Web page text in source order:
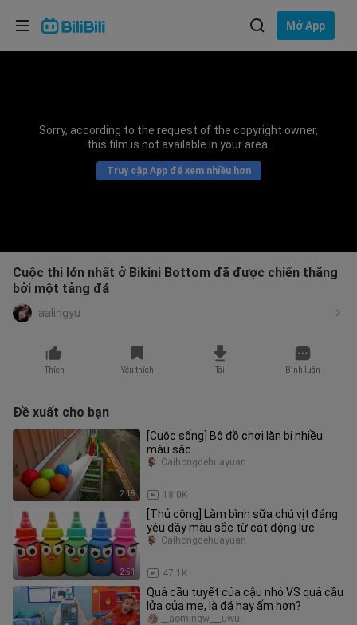
Mở App
Sorry, according to the request of the copyright owner,
this film is not available in your area.
Truy cập App để xem nhiều hơn
Cuộc thi lớn nhất ở Bikini Bottom đã được chiến thắng
bởi một tảng đá
aalingyu
Thích Yêu thích Tải Bình luận
Đề xuất cho bạn
2:18
[Cuộc sống] Bộ đồ chơi lăn bi nhiều
màu sắc
18.0K
Caihongdehuayuan
2:51
[Thủ công] Làm bình sữa chú vịt đáng
yêu đầy màu sắc từ cát động lực
47.1K
Caihongdehuayuan
Quả cầu tuyết của cậu nhỏ VS quả cầu
lửa của mẹ, là đá hay ấm hơn?
__aomingw___uwu
Lựa chọn ngôn ngữ
Bahasa Indonesia